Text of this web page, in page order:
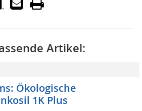
Artikel:
Ökologische
1K Plus